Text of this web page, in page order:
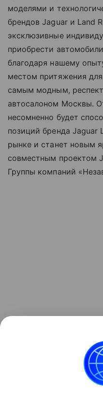
моделями и
брендов Jaguar и Land
эксклюзивные
приобрести
благодаря нашему
местом притяжения
самым модным,
автосалоном Москвы.
несомненно будет
позиций бренда Jaguar
рынке и станет новым
совместным проектом
Группы компаний
Бутик расположен по